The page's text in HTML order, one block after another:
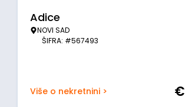
Adice
NOVI SAD
ŠIFRA: #567493
Više o nekretnini > €